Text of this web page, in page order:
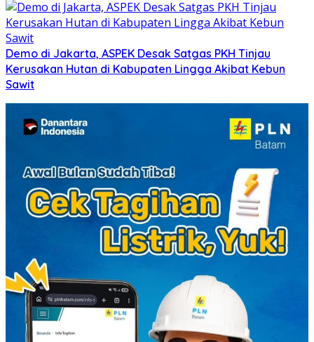
Demo di Jakarta, ASPEK Desak Satgas PKH Tinjau
Kerusakan Hutan di Kabupaten Lingga Akibat Kebun
Sawit